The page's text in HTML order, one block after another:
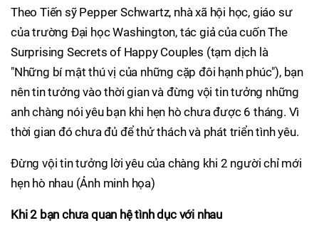
Theo Tiến sỹ Pepper Schwartz, nhà xã hội học, giáo sư
của trường Đại học Washington, tác giả của cuốn The
Surprising Secrets of Happy Couples (tạm dịch là
"Những bí mật thú vị của những cặp đôi hạnh phúc"), bạn
nên tin tưởng vào thời gian và đừng vội tin tưởng những
anh chàng nói yêu bạn khi hẹn hò chưa được 6 tháng. Vì
thời gian đó chưa đủ để thử thách và phát triển tình yêu.
Đừng vội tin tưởng lời yêu của chàng khi 2 người chỉ mới
hẹn hò nhau (Ảnh minh họa)
Khi 2 bạn chưa quan hệ tình dục với nhau